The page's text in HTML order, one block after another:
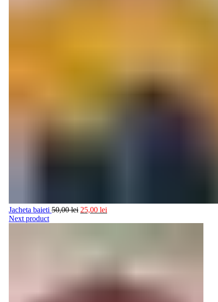
Jacheta baieti 50,00lei 25,00 lei
Next product